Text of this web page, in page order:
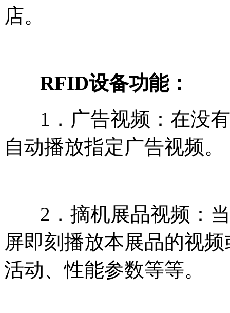
店。
RFID设备功能：
1．广告视频：在没有
自动播放指定广告视频。
2．摘机展品视频：当
屏即刻播放本展品的视
活动、性能参数等等。